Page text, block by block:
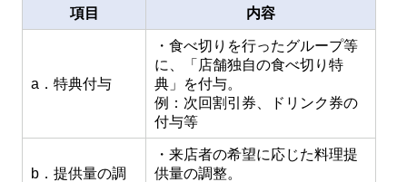
項目 内容
a．特典付与
・食べ切りを行ったグループ等
に、「店舗独自の食べ切り特
典」を付与。
例：次回割引券、ドリンク券の
付与等
b．提供量の調
・来店者の希望に応じた料理提
供量の調整。